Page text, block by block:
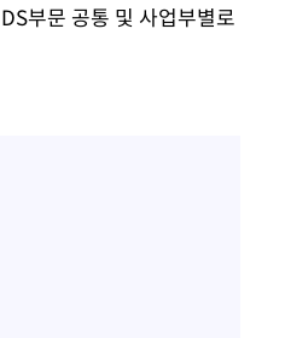
부문 공통 및 사업부별로